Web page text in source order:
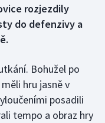
rozjezdily
do defenzivy a
Bohužel po
hru jasně v
posadili
tempo a obraz hry